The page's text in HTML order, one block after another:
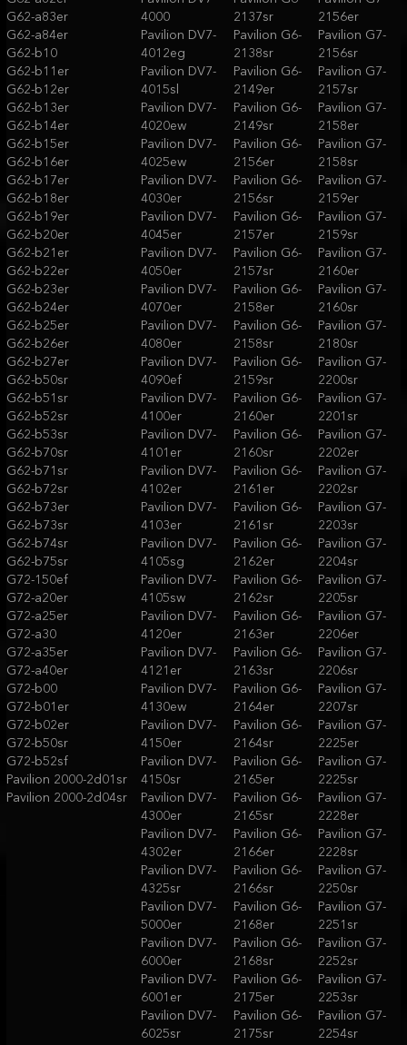
G62-a83er
G62-a84er
G62-b10
G62-b11er
G62-b12er
G62-b13er
G62-b14er
G62-b15er
G62-b16er
G62-b17er
G62-b18er
G62-b19er
G62-b20er
G62-b21er
G62-b22er
G62-b23er
G62-b24er
G62-b25er
G62-b26er
G62-b27er
G62-b50sr
G62-b51sr
G62-b52sr
G62-b53sr
G62-b70sr
G62-b71sr
G62-b72sr
G62-b73er
G62-b73sr
G62-b74sr
G62-b75sr
G72-150ef
G72-a20er
G72-a25er
G72-a30
G72-a35er
G72-a40er
G72-b00
G72-b01er
G72-b02er
G72-b50sr
G72-b52sf
Pavilion 2000-2d01sr
Pavilion 2000-2d04sr
4000
Pavilion DV7-
4012eg
Pavilion DV7-
4015sl
Pavilion DV7-
4020ew
Pavilion DV7-
4025ew
Pavilion DV7-
4030er
Pavilion DV7-
4045er
Pavilion DV7-
4050er
Pavilion DV7-
4070er
Pavilion DV7-
4080er
Pavilion DV7-
4090ef
Pavilion DV7-
4100er
Pavilion DV7-
4101er
Pavilion DV7-
4102er
Pavilion DV7-
4103er
Pavilion DV7-
4105sg
Pavilion DV7-
4105sw
Pavilion DV7-
4120er
Pavilion DV7-
4121er
Pavilion DV7-
4130ew
Pavilion DV7-
4150er
Pavilion DV7-
4150sr
Pavilion DV7-
4300er
Pavilion DV7-
4302er
Pavilion DV7-
4325sr
Pavilion DV7-
5000er
Pavilion DV7-
6000er
Pavilion DV7-
6001er
Pavilion DV7-
6025sr
2137sr
Pavilion G6-
2138sr
Pavilion G6-
2149er
Pavilion G6-
2149sr
Pavilion G6-
2156er
Pavilion G6-
2156sr
Pavilion G6-
2157er
Pavilion G6-
2157sr
Pavilion G6-
2158er
Pavilion G6-
2158sr
Pavilion G6-
2159sr
Pavilion G6-
2160er
Pavilion G6-
2160sr
Pavilion G6-
2161er
Pavilion G6-
2161sr
Pavilion G6-
2162er
Pavilion G6-
2162sr
Pavilion G6-
2163er
Pavilion G6-
2163sr
Pavilion G6-
2164er
Pavilion G6-
2164sr
Pavilion G6-
2165er
Pavilion G6-
2165sr
Pavilion G6-
2166er
Pavilion G6-
2166sr
Pavilion G6-
2168er
Pavilion G6-
2168sr
Pavilion G6-
2175er
Pavilion G6-
2175sr
2156er
Pavilion G7-
2156sr
Pavilion G7-
2157sr
Pavilion G7-
2158er
Pavilion G7-
2158sr
Pavilion G7-
2159er
Pavilion G7-
2159sr
Pavilion G7-
2160er
Pavilion G7-
2160sr
Pavilion G7-
2180sr
Pavilion G7-
2200sr
Pavilion G7-
2201sr
Pavilion G7-
2202er
Pavilion G7-
2202sr
Pavilion G7-
2203sr
Pavilion G7-
2204sr
Pavilion G7-
2205sr
Pavilion G7-
2206er
Pavilion G7-
2206sr
Pavilion G7-
2207sr
Pavilion G7-
2225er
Pavilion G7-
2225sr
Pavilion G7-
2228er
Pavilion G7-
2228sr
Pavilion G7-
2250sr
Pavilion G7-
2251sr
Pavilion G7-
2252sr
Pavilion G7-
2253sr
Pavilion G7-
2254sr